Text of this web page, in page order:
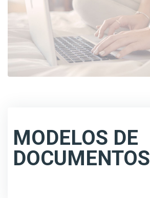
MODELOS DE
DOCUMENTOS